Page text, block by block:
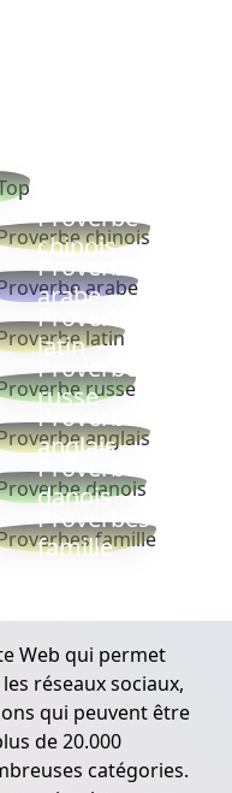
Proverbe
chinois
Proverbe
arabe
Proverbe
latin
Proverbe
russe
Proverbe
anglais
Proverbe
danois
Proverbes
famille
Web qui permet
réseaux sociaux,
qui peuvent être
de 20.000
catégories.